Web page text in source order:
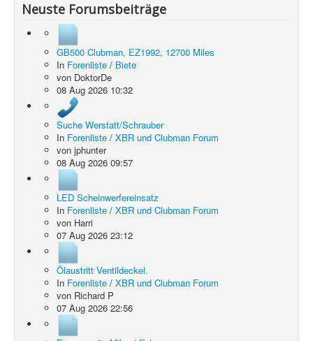
Neuste Forumsbeiträge
GB500 Clubman, EZ1992, 12700 Miles
In Forenliste / Biete
von DoktorDe
08 Aug 2026 10:32
Suche Werstatt/Schrauber
In Forenliste / XBR und Clubman Forum
von jphunter
08 Aug 2026 09:57
LED Scheinwerfereinsatz
In Forenliste / XBR und Clubman Forum
von Harri
07 Aug 2026 23:12
Ölaustritt Ventildeckel.
In Forenliste / XBR und Clubman Forum
von Richard P
07 Aug 2026 22:56